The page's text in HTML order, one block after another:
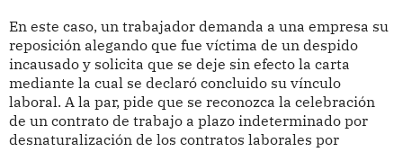
En este caso, un trabajador demanda a una empresa su
reposición alegando que fue víctima de un despido
incausado y solicita que se deje sin efecto la carta
mediante la cual se declaró concluido su vínculo
laboral. A la par, pide que se reconozca la celebración
de un contrato de trabajo a plazo indeterminado por
desnaturalización de los contratos laborales por